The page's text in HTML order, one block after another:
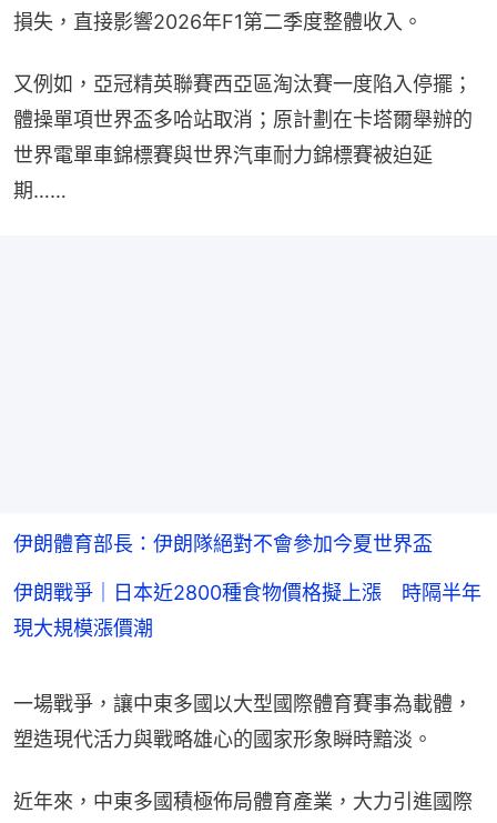
損失，直接影響2026年F1第二季度整體收入。
又例如，亞冠精英聯賽西亞區淘汰賽一度陷入停擺；
體操單項世界盃多哈站取消；原計劃在卡塔爾舉辦的
世界電單車錦標賽與世界汽車耐力錦標賽被迫延
期……
伊朗體育部長：伊朗隊絕對不會參加今夏世界盃
伊朗戰爭｜日本近2800種食物價格擬上漲 時隔半年
現大規模漲價潮
一場戰爭，讓中東多國以大型國際體育賽事為載體，
塑造現代活力與戰略雄心的國家形象瞬時黯淡。
近年來，中東多國積極佈局體育產業，大力引進國際